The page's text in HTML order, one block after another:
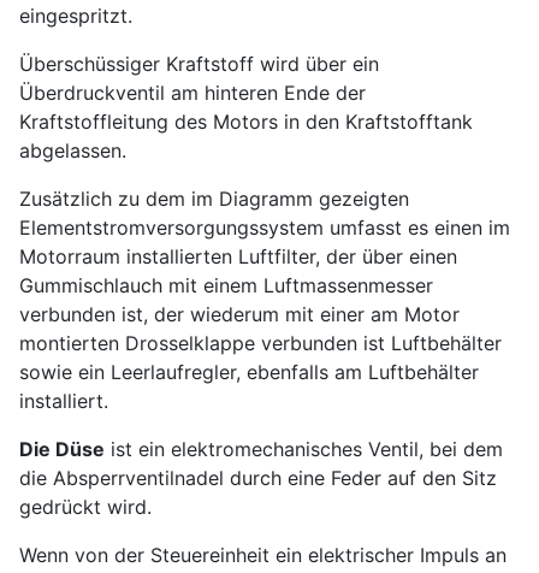
eingespritzt.
Überschüssiger Kraftstoff wird über ein
Überdruckventil am hinteren Ende der
Kraftstoffleitung des Motors in den Kraftstofftank
abgelassen.
Zusätzlich zu dem im Diagramm gezeigten
Elementstromversorgungssystem umfasst es einen im
Motorraum installierten Luftfilter, der über einen
Gummischlauch mit einem Luftmassenmesser
verbunden ist, der wiederum mit einer am Motor
montierten Drosselklappe verbunden ist Luftbehälter
sowie ein Leerlaufregler, ebenfalls am Luftbehälter
installiert.
Die Düse ist ein elektromechanisches Ventil, bei dem
die Absperrventilnadel durch eine Feder auf den Sitz
gedrückt wird.
Wenn von der Steuereinheit ein elektrischer Impuls an